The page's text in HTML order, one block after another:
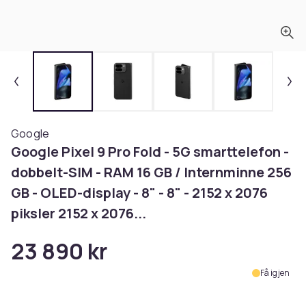
Google
Google Pixel 9 Pro Fold - 5G smarttelefon -
dobbelt-SIM - RAM 16 GB / Internminne 256
GB - OLED-display - 8" - 8" - 2152 x 2076
piksler 2152 x 2076...
23 890 kr
Få igjen